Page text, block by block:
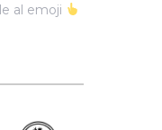
al emoji